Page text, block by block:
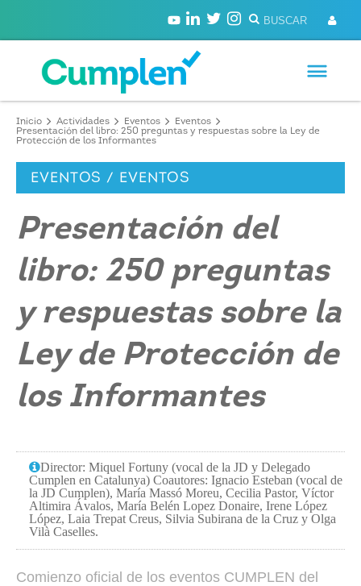
Inicio Actividades Eventos
Eventos
Presentación del libro: 250 preguntas y respuestas sobre la Ley de
Protección de los Informantes
EVENTOS / EVENTOS
Presentación del
libro: 250 preguntas
y respuestas sobre la
Ley de Protección de
los Informantes
Director: Miquel Fortuny (vocal de la JD y Delegado
Cumplen en Catalunya) Coautores: Ignacio Esteban (vocal de
la JD Cumplen), María Massó Moreu, Cecilia Pastor, Víctor
Altimira Ávalos, María Belén Lopez Donaire, Irene López
López, Laia Trepat Creus, Silvia Subirana de la Cruz y Olga
Vilà Caselles.
Comienzo oficial de los eventos CUMPLEN del